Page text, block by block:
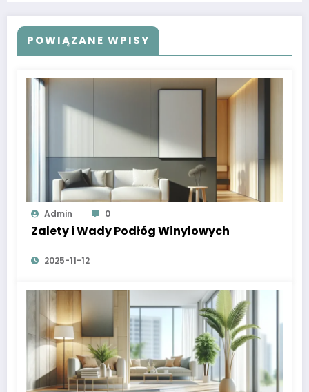
POWIĄZANE WPISY
Admin 0
Zalety i Wady Podłóg Winylowych
2025-11-12